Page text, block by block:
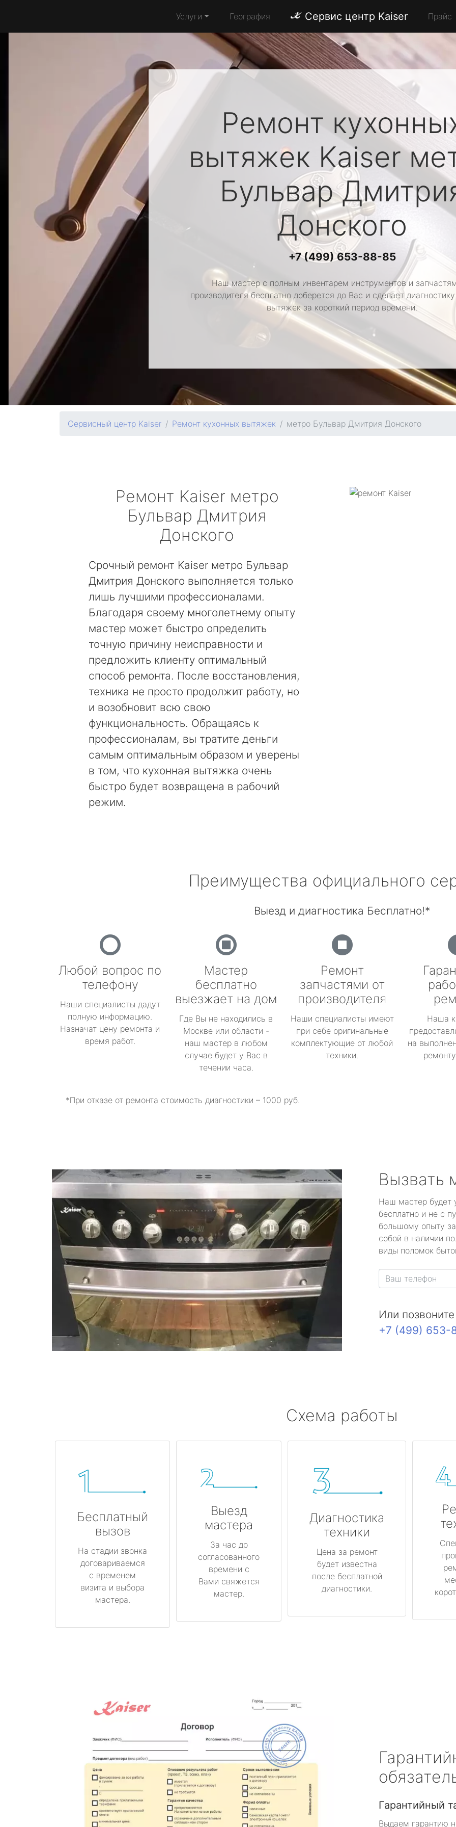
Услуги География Сервис центр Kaiser Прайс
Ремонт
вытяжек Kaiser
Бульвар
Донского
+7 (499) 653-88-85
Наш мастер с полным инвентарем инструментов и
производителя бесплатно доберется до Вас и сделает
вытяжек за короткий период времени.
Сервисный центр Kaiser Ремонт кухонных вытяжек метро Бульвар Дмитрия Донского
Ремонт Kaiser метро
Бульвар Дмитрия
Донского
Срочный ремонт Kaiser метро Бульвар
Дмитрия Донского выполняется только
лишь лучшими профессионалами.
Благодаря своему многолетнему опыту
мастер может быстро определить
точную причину неисправности и
предложить клиенту оптимальный
способ ремонта. После восстановления,
техника не просто продолжит работу, но
и возобновит всю свою
функциональность. Обращаясь к
профессионалам, вы тратите деньги
самым оптимальным образом и уверены
в том, что кухонная вытяжка очень
быстро будет возвращена в рабочий
режим.
Преимущества официального
Выезд и диагностика Бесплатно!*
Любой вопрос по
телефону
Наши специалисты дадут
полную информацию.
Назначат цену ремонта и
время работ.
Мастер
бесплатно
выезжает на дом
Где Вы не находились в
Москве или области -
наш мастер в любом
случае будет у Вас в
течении часа.
Ремонт
запчастями от
производителя
Наши специалисты имеют
при себе оригинальные
комплектующие от любой
техники.
Наша
на
*При отказе от ремонта стоимость диагностики – 1000 руб.
Вызвать
Наш мастер будет
бесплатно и не с
большому опыту
собой в наличии
виды поломок
Или
+7 (499) 653-
Схема работы
Бесплатный
вызов
На стадии звонка
договариваемся
с временем
визита и выбора
мастера.
Выезд
мастера
За час до
согласованного
времени с
Вами свяжется
мастер.
Диагностика
техники
Цена за ремонт
будет известна
после бесплатной
диагностики.
Гарантийный
Выдаем гарантию